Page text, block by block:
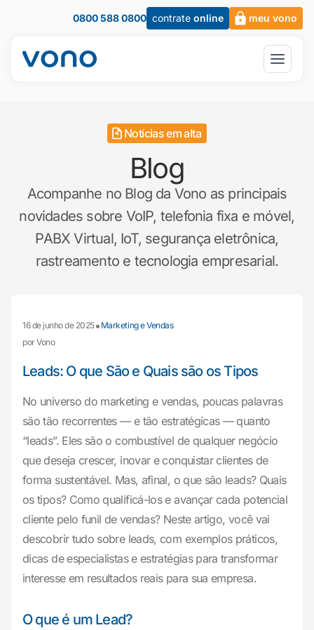
0800 588 0800 contrate online meu vono
Notícias em alta
Blog
Acompanhe no Blog da Vono as principais
novidades sobre VoIP, telefonia fixa e móvel,
PABX Virtual, IoT, segurança eletrônica,
rastreamento e tecnologia empresarial.
16 de junho de 2025• Marketing e Vendas
por Vono
Leads: O que São e Quais são os Tipos
No universo do marketing e vendas, poucas palavras
são tão recorrentes — e tão estratégicas — quanto
“leads”. Eles são o combustível de qualquer negócio
que deseja crescer, inovar e conquistar clientes de
forma sustentável. Mas, afinal, o que são leads? Quais
os tipos? Como qualificá-los e avançar cada potencial
cliente pelo funil de vendas? Neste artigo, você vai
descobrir tudo sobre leads, com exemplos práticos,
dicas de especialistas e estratégias para transformar
interesse em resultados reais para sua empresa.
O que é um Lead?